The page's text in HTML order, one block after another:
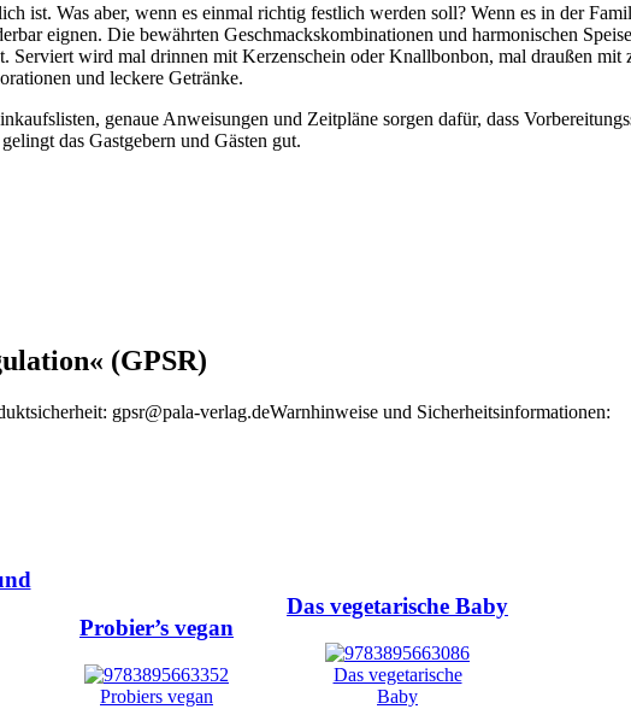
ist. Was aber, wenn es einmal richtig festlich werden soll? Wenn es in der
eignen. Die bewährten Geschmackskombinationen und harmonischen
Serviert wird mal drinnen mit Kerzenschein oder Knallbonbon, mal draußen mit
und leckere Getränke.
genaue Anweisungen und Zeitpläne sorgen dafür, dass
das Gastgebern und Gästen gut.
(GPSR)
gpsr@pala-verlag.deWarnhinweise und Sicherheitsinformationen:
Probier’s vegan
Das vegetarische Baby